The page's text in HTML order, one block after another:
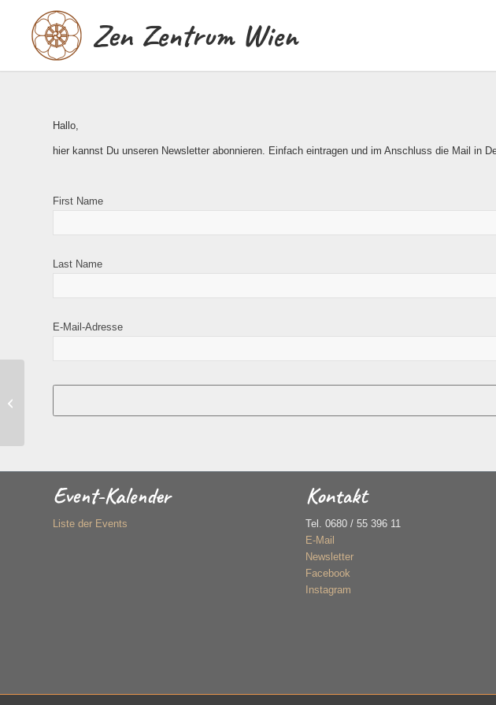
Zen Zentrum Wien
Hallo,
hier kannst Du unseren Newsletter abonnieren. Einfach eintragen und im Anschluss die Mail in
First Name
Last Name
E-Mail-Adresse
Event-Kalender
Liste der Events
Kontakt
Tel. 0680 / 55 396 11
E-Mail
Newsletter
Facebook
Instagram